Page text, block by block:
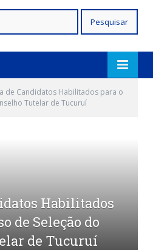
de Candidatos Habilitados para o
Tutelar de Tucuruí
Habilitados
de Seleção do
de Tucuruí